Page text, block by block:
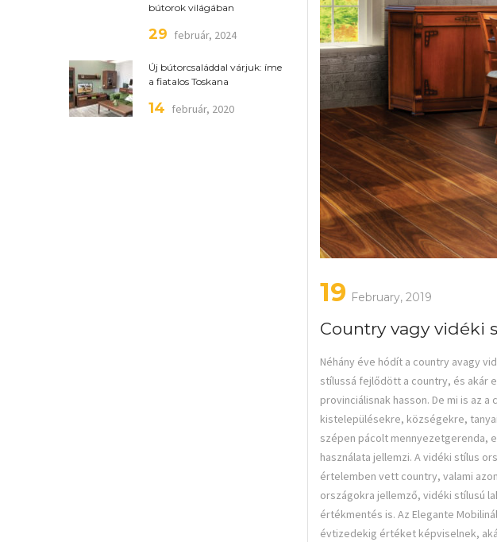
bútorok világában
29 február, 2024
Új bútorcsaláddal várjuk: íme
a fiatalos Toskana
14 február, 2020
19 February, 2019
Country vagy vidéki
Néhány éve hódít a country avagy
stílussá fejlődött a country, és akár
provinciálisnak hasson. De mi is az
kistelepülésekre, községekre,
szépen pácolt mennyezetgerenda,
használata jellemzi. A vidéki stílus
értelemben vett country, valami
országokra jellemző, vidéki stílusú
értékmentés is. Az Elegante
évtizedekig értéket képviselnek,